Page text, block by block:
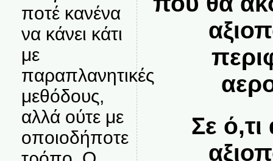
ποτέ κανένα
να κάνει κάτι
με
παραπλανητικές
μεθόδους,
αλλά ούτε με
οποιοδήποτε
Σε